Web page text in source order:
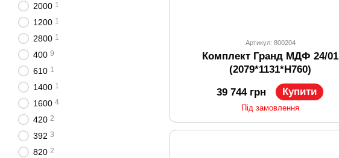
Артикул: 800204
Комплект Гранд МДФ 24/01
(2079*1131*H760)
39 744 грн Купити
Під замовлення
2000 1
1200 1
2800 1
400 9
610 1
1400 1
1600 4
420 2
392 3
820 2